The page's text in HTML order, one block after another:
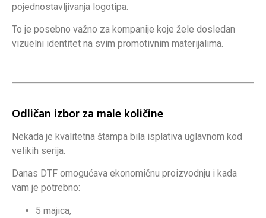
pojednostavljivanja logotipa.
To je posebno važno za kompanije koje žele dosledan
vizuelni identitet na svim promotivnim materijalima.
Odličan izbor za male količine
Nekada je kvalitetna štampa bila isplativa uglavnom kod
velikih serija.
Danas DTF omogućava ekonomičnu proizvodnju i kada
vam je potrebno:
5 majica,